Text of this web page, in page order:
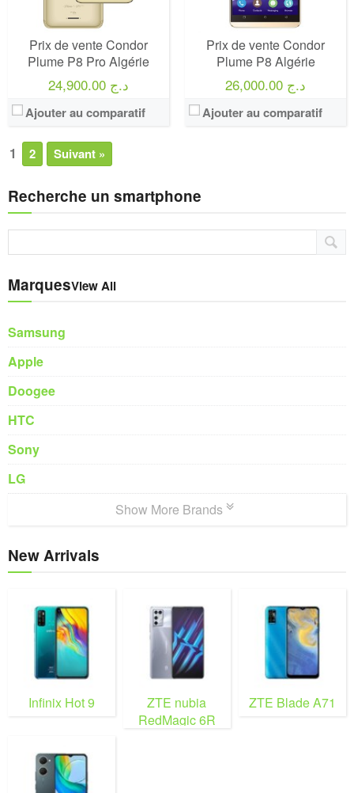
Prix de vente Condor
Plume P8 Pro Algérie
24,900.00 د.ج
Ajouter au comparatif
Prix de vente Condor
Plume P8 Algérie
26,000.00 د.ج
Ajouter au comparatif
1 2 Suivant »
Recherche un smartphone
MarquesView All
Samsung
Apple
Doogee
HTC
Sony
LG
Show More Brands
New Arrivals
Infinix Hot 9
ZTE nubia
RedMagic 6R
ZTE Blade A71